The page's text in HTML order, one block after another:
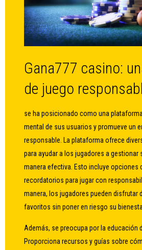
Gana777 casino:
de juego
se ha posicionado como una
mental de sus usuarios y promueve un
responsable. La plataforma ofrece
para ayudar a los jugadores a gestionar
manera efectiva. Esto incluye opciones
recordatorios para jugar con
manera, los jugadores pueden disfrutar
favoritos sin poner en riesgo su
Además, se preocupa por la educación
Proporciona recursos y guías sobre